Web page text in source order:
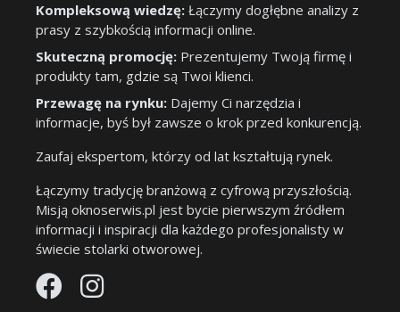
Kompleksową wiedzę: Łączymy dogłębne analizy z
prasy z szybkością informacji online.
Skuteczną promocję: Prezentujemy Twoją firmę i
produkty tam, gdzie są Twoi klienci.
Przewagę na rynku: Dajemy Ci narzędzia i
informacje, byś był zawsze o krok przed konkurencją.
Zaufaj ekspertom, którzy od lat kształtują rynek.
Łączymy tradycję branżową z cyfrową przyszłością.
Misją oknoserwis.pl jest bycie pierwszym źródłem
informacji i inspiracji dla każdego profesjonalisty w
świecie stolarki otworowej.